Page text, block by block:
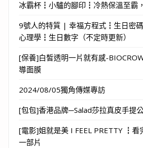
冰霸杯┇小驢的腳印┇冷熱保溫至霸
9號人的特質 | 幸福方程式┇生日密
心理學┇生日數字（不定時更新）
[保養]白皙透明一片就有感-
導面膜
2024/08/05獨角傳媒專訪
[包包]香港品牌─Salad莎拉真皮手提
[電影]姐就是美 I FEEL PRETTY ┇看
一部片